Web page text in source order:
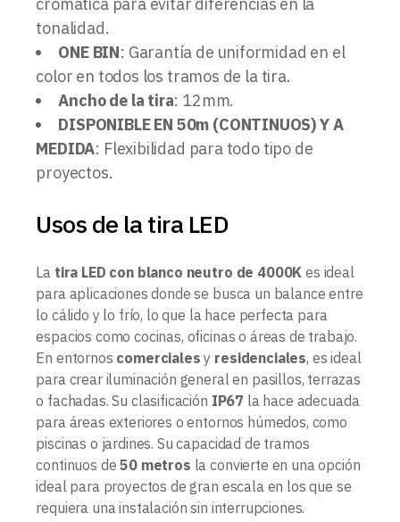
tonalidad.
ONE BIN: Garantía de uniformidad en el
color en todos los tramos de la tira.
Ancho de la tira: 12mm.
DISPONIBLE EN 50m (CONTINUOS) Y A
MEDIDA: Flexibilidad para todo tipo de
proyectos.
Usos de la tira LED
La tira LED con blanco neutro de 4000K es ideal
para aplicaciones donde se busca un balance entre
lo cálido y lo frío, lo que la hace perfecta para
espacios como cocinas, oficinas o áreas de trabajo.
En entornos comerciales y residenciales, es ideal
para crear iluminación general en pasillos, terrazas
o fachadas. Su clasificación IP67 la hace adecuada
para áreas exteriores o entornos húmedos, como
piscinas o jardines. Su capacidad de tramos
continuos de50 metros la convierte en una opción
ideal para proyectos de gran escala en los que se
requiera una instalación sin interrupciones.